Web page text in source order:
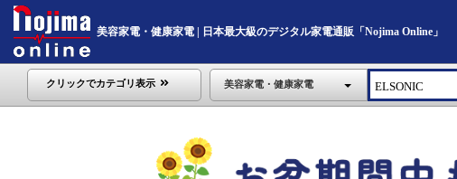
美容家電・健康家電 | 日本最大級のデジタル家電通販「Nojima Online」
クリックでカテゴリ表示 美容家電・健康家電